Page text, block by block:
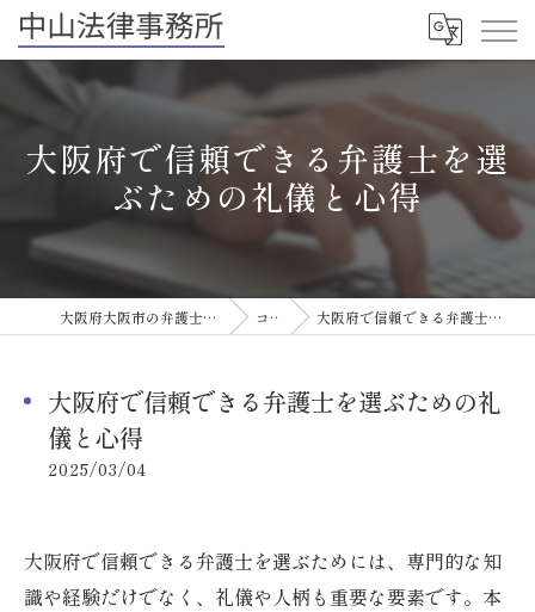
大阪府で信頼できる弁護士を選
ぶための礼儀と心得
大阪府大阪市の弁護士なら中山法律事務所 コラム 大阪府で信頼できる弁護士を選ぶための礼儀と心得
大阪府で信頼できる弁護士を選ぶための礼
儀と心得
2025/03/04
大阪府で信頼できる弁護士を選ぶためには、専門的な知
識や経験だけでなく、礼儀や人柄も重要な要素です。本